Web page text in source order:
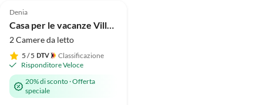
Denia
2 Camere da letto
5 / 5
Classificazione
Risponditore Veloce
20% di sconto·Offerta
speciale